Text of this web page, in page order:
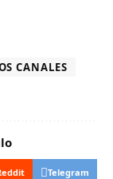
CANALES
Telegram